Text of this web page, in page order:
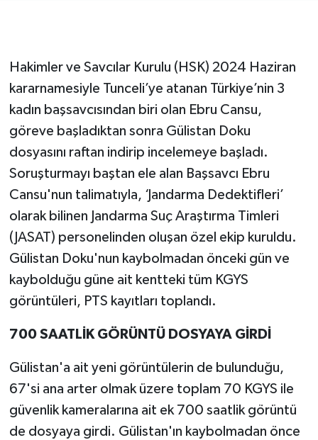
Hakimler ve Savcılar Kurulu (HSK) 2024 Haziran
kararnamesiyle Tunceli’ye atanan Türkiye’nin 3
kadın başsavcısından biri olan Ebru Cansu,
göreve başladıktan sonra Gülistan Doku
dosyasını raftan indirip incelemeye başladı.
Soruşturmayı baştan ele alan Başsavcı Ebru
Cansu'nun talimatıyla, ‘Jandarma Dedektifleri’
olarak bilinen Jandarma Suç Araştırma Timleri
(JASAT) personelinden oluşan özel ekip kuruldu.
Gülistan Doku'nun kaybolmadan önceki gün ve
kaybolduğu güne ait kentteki tüm KGYS
görüntüleri, PTS kayıtları toplandı.
700 SAATLİK GÖRÜNTÜ DOSYAYA GİRDİ
Gülistan'a ait yeni görüntülerin de bulunduğu,
67'si ana arter olmak üzere toplam 70 KGYS ile
güvenlik kameralarına ait ek 700 saatlik görüntü
de dosyaya girdi. Gülistan'ın kaybolmadan önce